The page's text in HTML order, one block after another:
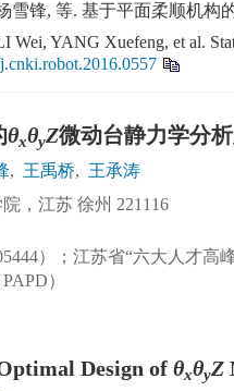
雪锋, 等. 基于平面柔顺机构
Wei, YANG Xuefeng, et al.
θxθyZ微动台静力学分
, 王禹桥, 王承涛
，江苏 徐州 221116
）；江苏省“六大人才
）
Design of θxθyZ